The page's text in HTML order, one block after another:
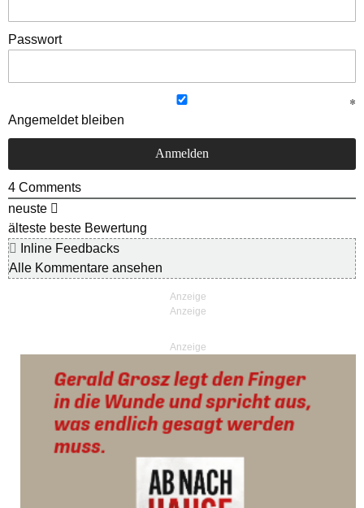
Passwort
Angemeldet bleiben
4 Comments
neuste
älteste beste Bewertung
Inline Feedbacks
Alle Kommentare ansehen
Anzeige